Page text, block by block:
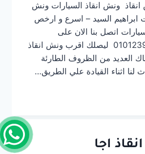
ونش انقاذ السيارات ونش
ابراهيم السيد – اسرع و ارخص
اتصل بنا الان على
رقم 01012394944 ليصلك اقرب ونش انقاذ
العديد من الظروف الطارئة
لنا اثناء القيادة علي الطريق…
اجا